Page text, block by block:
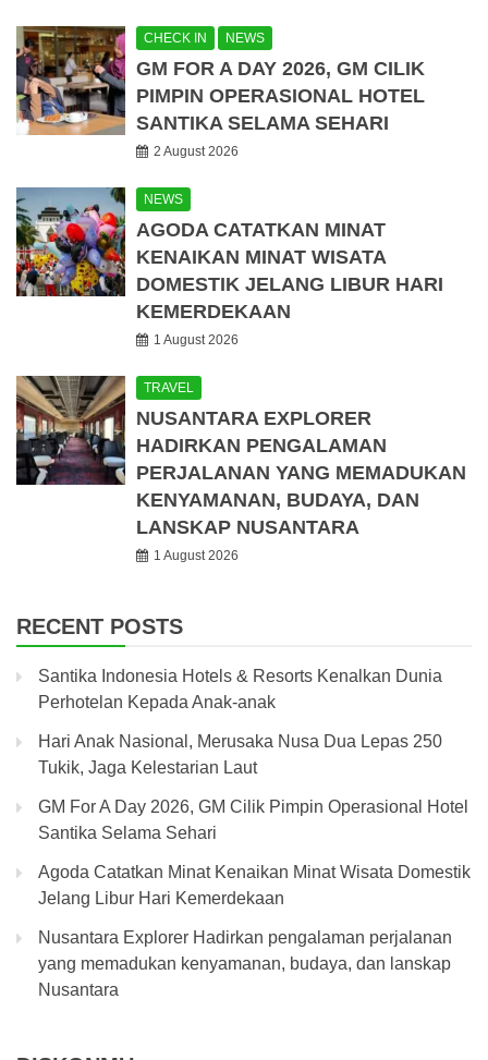
CHECK IN NEWS
GM FOR A DAY 2026, GM CILIK
PIMPIN OPERASIONAL HOTEL
SANTIKA SELAMA SEHARI
2 August 2026
NEWS
AGODA CATATKAN MINAT
KENAIKAN MINAT WISATA
DOMESTIK JELANG LIBUR HARI
KEMERDEKAAN
1 August 2026
TRAVEL
NUSANTARA EXPLORER
HADIRKAN PENGALAMAN
PERJALANAN YANG MEMADUKAN
KENYAMANAN, BUDAYA, DAN
LANSKAP NUSANTARA
1 August 2026
RECENT POSTS
Santika Indonesia Hotels & Resorts Kenalkan Dunia
Perhotelan Kepada Anak-anak
Hari Anak Nasional, Merusaka Nusa Dua Lepas 250
Tukik, Jaga Kelestarian Laut
GM For A Day 2026, GM Cilik Pimpin Operasional Hotel
Santika Selama Sehari
Agoda Catatkan Minat Kenaikan Minat Wisata Domestik
Jelang Libur Hari Kemerdekaan
Nusantara Explorer Hadirkan pengalaman perjalanan
yang memadukan kenyamanan, budaya, dan lanskap
Nusantara